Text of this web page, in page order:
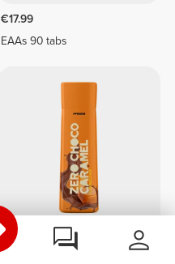
€17.99
EAAs 90 tabs
€3.14 €3.49
10%